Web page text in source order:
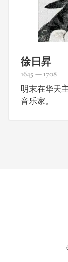
徐日昇
1645 — 1708
明末在华天
音乐家。